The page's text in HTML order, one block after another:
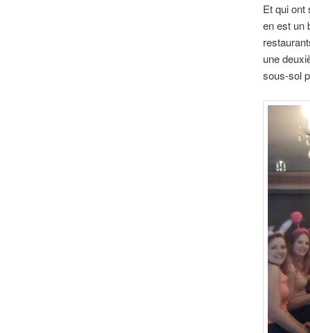
Et qui ont
en est un
une
sous-sol